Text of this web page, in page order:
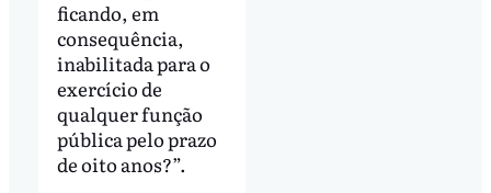
ficando, em
consequência,
inabilitada para o
exercício de
qualquer função
pública pelo prazo
de oito anos?”.